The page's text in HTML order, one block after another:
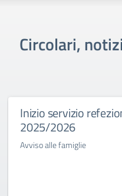
Circolari,
Inizio servizio
2025/2026
Avviso alle famiglie